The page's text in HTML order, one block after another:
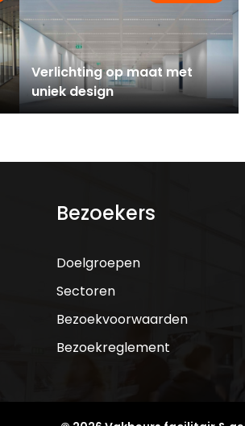
Verlichting op maat met
uniek design
Bezoekers
Doelgroepen
Sectoren
Bezoekvoorwaarden
Bezoekreglement